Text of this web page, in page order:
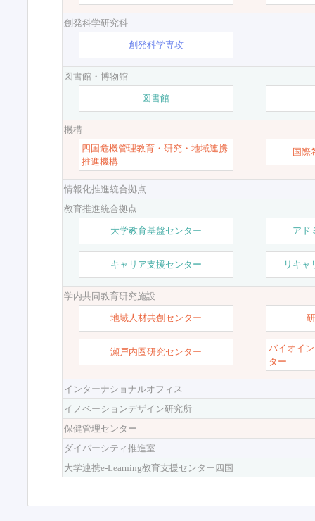
創発科学研究科
創発科学専攻
図書館・博物館
図書館
機構
四国危機管理教育・研究・地域連携
推進機構
国際
情報化推進統合拠点
教育推進統合拠点
大学教育基盤センター アド
キャリア支援センター リキャ
学内共同教育研究施設
地域人材共創センター
瀬戸内圏研究センター
バイオイ
ター
インターナショナルオフィス
イノベーションデザイン研究所
保健管理センター
ダイバーシティ推進室
大学連携e-Learning教育支援センター四国